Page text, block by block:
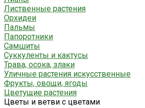
Лиственные растения
Орхидеи
Пальмы
Папоротники
Самшиты
Суккуленты и кактусы
Трава, осока, злаки
Уличные растения искусственные
Фрукты, овощи, ягоды
Цветущие растения
Цветы и ветви с цветами